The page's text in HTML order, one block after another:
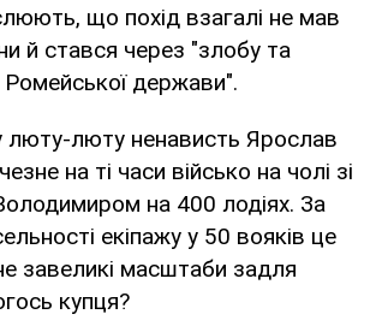
що похід взагалі не мав
й стався через "злобу та
держави".
люту-люту ненависть Ярослав
на ті часи військо на чолі зі
на 400 лодіях. За
екіпажу у 50 вояків це
завеликі масштаби задля
купця?